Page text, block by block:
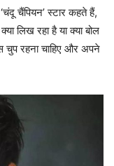
चैंपियन’ स्टार कहते हैं,
लिख रहा है या क्या बोल
चुप रहना चाहिए और अपने